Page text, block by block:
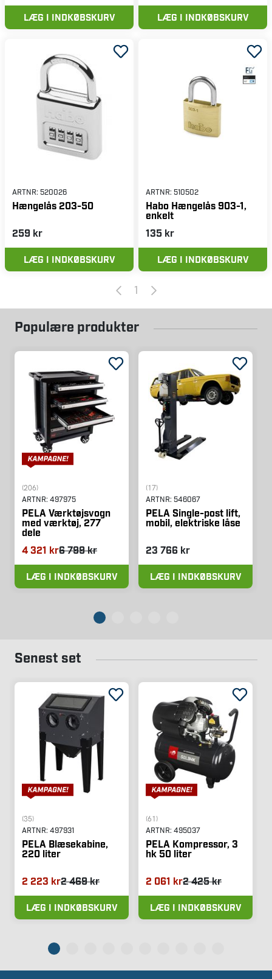
LÆG I INDKØBSKURV LÆG I INDKØBSKURV
ARTNR: 520026
Hængelås 203-50
259 kr
LÆG I INDKØBSKURV
ARTNR: 510502
Habo Hængelås 903-1,
enkelt
135 kr
LÆG I INDKØBSKURV
1
Populære produkter
(206)
ARTNR: 497975
PELA Værktøjsvogn
med værktøj, 277
dele
4 321 kr6 799 kr
LÆG I INDKØBSKURV
(17)
ARTNR: 546067
PELA Single-post lift,
mobil, elektriske låse
23 766 kr
LÆG I INDKØBSKURV
Senest set
(35)
ARTNR: 497931
PELA Blæsekabine,
220 liter
2 223 kr2 469 kr
LÆG I INDKØBSKURV
(61)
ARTNR: 495037
PELA Kompressor, 3
hk 50 liter
2 061 kr2 425 kr
LÆG I INDKØBSKURV